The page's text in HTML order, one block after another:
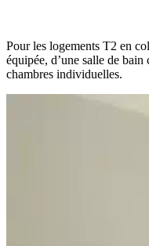
Pour les logements T2 en
équipée, d’une salle de
chambres individuelles.